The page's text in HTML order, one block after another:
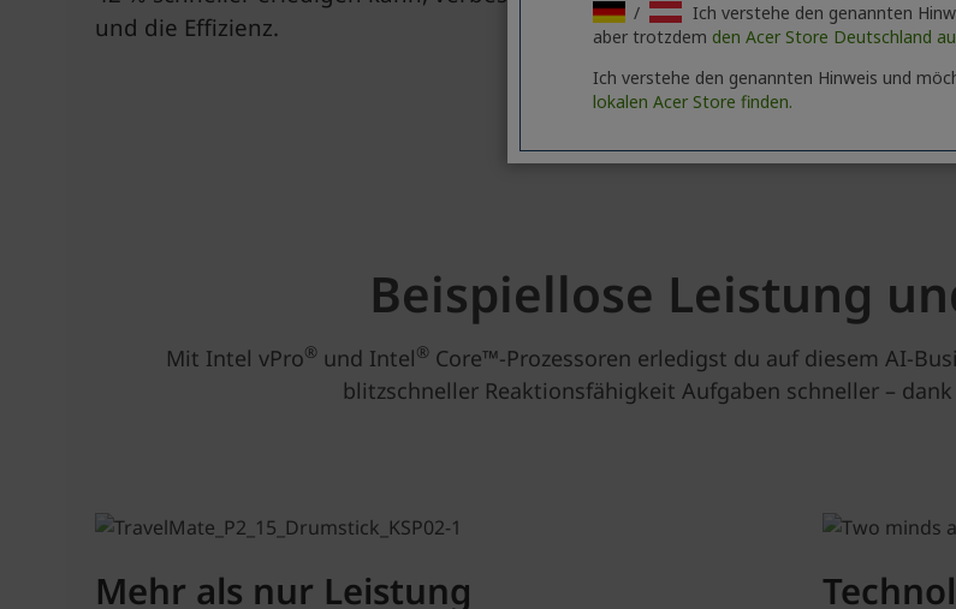
/
Ich verstehe den genannten
aber trotzdem den Acer Store Deutschland
Ich verstehe den genannten Hinweis und
lokalen Acer Store finden.